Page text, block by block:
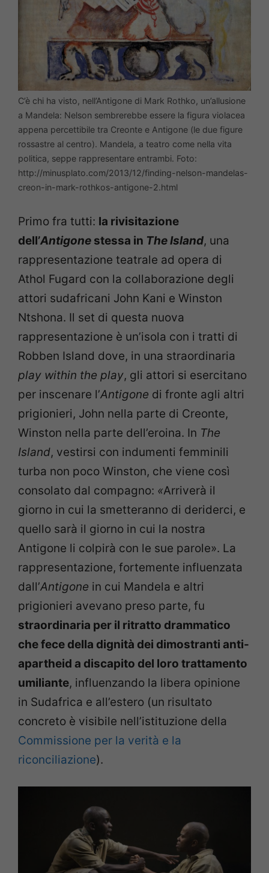
C’è chi ha visto, nell’Antigone di Mark Rothko, un’allusione
a Mandela: Nelson sembrerebbe essere la figura violacea
appena percettibile tra Creonte e Antigone (le due figure
rossastre al centro). Mandela, a teatro come nella vita
politica, seppe rappresentare entrambi. Foto:
http://minusplato.com/2013/12/finding-nelson-mandelas-
creon-in-mark-rothkos-antigone-2.html
Primo fra tutti: la rivisitazione
dell’Antigone stessa in The Island, una
rappresentazione teatrale ad opera di
Athol Fugard con la collaborazione degli
attori sudafricani John Kani e Winston
Ntshona. Il set di questa nuova
rappresentazione è un’isola con i tratti di
Robben Island dove, in una straordinaria
play within the play, gli attori si esercitano
per inscenare l’Antigone di fronte agli altri
prigionieri, John nella parte di Creonte,
Winston nella parte dell’eroina. In The
Island, vestirsi con indumenti femminili
turba non poco Winston, che viene così
consolato dal compagno: «Arriverà il
giorno in cui la smetteranno di deriderci, e
quello sarà il giorno in cui la nostra
Antigone li colpirà con le sue parole». La
rappresentazione, fortemente influenzata
dall’Antigone in cui Mandela e altri
prigionieri avevano preso parte, fu
straordinaria per il ritratto drammatico
che fece della dignità dei dimostranti anti-
apartheid a discapito del loro trattamento
umiliante, influenzando la libera opinione
in Sudafrica e all’estero (un risultato
concreto è visibile nell’istituzione della
Commissione per la verità e la
riconciliazione).